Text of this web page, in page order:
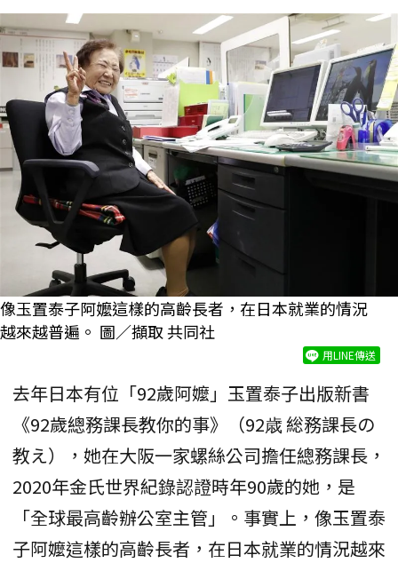
像玉置泰子阿嬤這樣的高齡長者，在日本就業的情況
越來越普遍。 圖／擷取 共同社
用LINE傳送
去年日本有位「92歲阿嬤」玉置泰子出版新書
《92歲總務課長教你的事》（92歳 総務課長の
教え），她在大阪一家螺絲公司擔任總務課長，
2020年金氏世界紀錄認證時年90歲的她，是
「全球最高齡辦公室主管」。事實上，像玉置泰
子阿嬤這樣的高齡長者，在日本就業的情況越來